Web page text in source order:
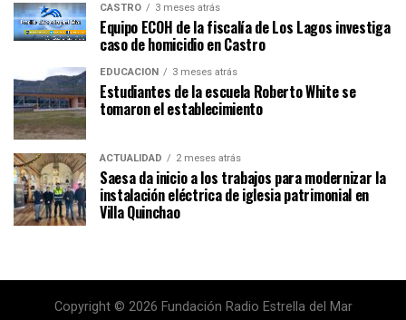
CASTRO 3 meses atrás
Equipo ECOH de la fiscalía de Los Lagos investiga
caso de homicidio en Castro
EDUCACIÓN 3 meses atrás
Estudiantes de la escuela Roberto White se
tomaron el establecimiento
ACTUALIDAD 2 meses atrás
Saesa da inicio a los trabajos para modernizar la
instalación eléctrica de iglesia patrimonial en
Villa Quinchao
Copyright © 2026 Fundación Radio Estrella del Mar